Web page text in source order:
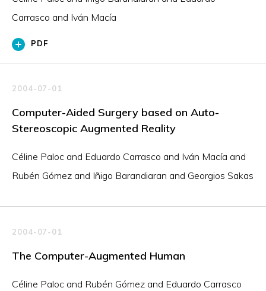
Carrasco and Iván Macía
PDF
2004-07-01
Computer-Aided Surgery based on Auto-
Stereoscopic Augmented Reality
Céline Paloc and Eduardo Carrasco and Iván Macía and
Rubén Gómez and Iñigo Barandiaran and Georgios Sakas
2004-07-01
The Computer-Augmented Human
Céline Paloc and Rubén Gómez and Eduardo Carrasco